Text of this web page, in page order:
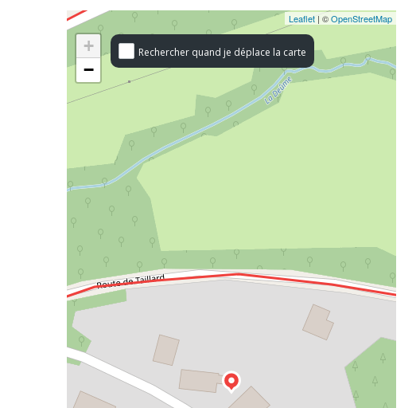
Rechercher quand je déplace la carte
+
−
Leaflet | ©OpenStreetMap